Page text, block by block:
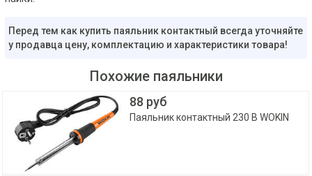
Перед тем как купить паяльник контактный всегда уточняйте
у продавца цену, комплектацию и характеристики товара!
Похожие паяльники
88 руб
Паяльник контактный 230 В WOKIN